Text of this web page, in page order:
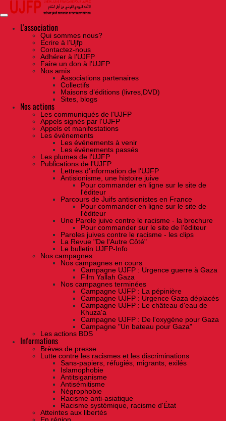
Skip
the
contentL'association
Qui sommes nous?
Ecrire à l’Ujfp
Contactez-nous
Adhérer à l’UJFP
Faire un don à l’UJFP
Nos amis
Associations partenaires
Collectifs
Maisons d’éditions (livres,DVD)
Sites, blogs
Nos actions
Les communiqués de l'UJFP
Appels signés par l'UJFP
Appels et manifestations
Les événements
Les événements à venir
Les événements passés
Les plumes de l'UJFP
Publications de l'UJFP
Lettres d'information de l'UJFP
Antisionisme, une histoire juive
Pour commander en ligne sur le site de
l'éditeur
Parcours de Juifs antisionistes en France
Pour commander en ligne sur le site de
l'éditeur
Une Parole juive contre le racisme - la brochure
Pour commander sur le site de l'éditeur
Paroles juives contre le racisme - les clips
La Revue "De l'Autre Côté"
Le bulletin UJFP-Info
Nos campagnes
Nos campagnes en cours
Campagne UJFP : Urgence guerre à Gaza
Film Yallah Gaza
Nos campagnes terminées
Campagne UJFP : La pépinière
Campagne UJFP : Urgence Gaza déplacés
Campagne UJFP : Le château d'eau de
Khuza'a
Campagne UJFP : De l'oxygène pour Gaza
Campagne "Un bateau pour Gaza"
Les actions BDS
Informations
Brèves de presse
Lutte contre les racismes et les discriminations
Sans-papiers, réfugiés, migrants, exilés
Islamophobie
Antitsiganisme
Antisémitisme
Négrophobie
Racisme anti-asiatique
Racisme systémique, racisme d'État
Atteintes aux libertés